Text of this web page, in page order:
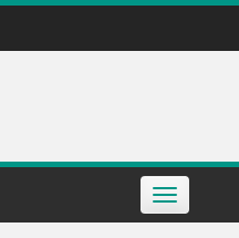
Toggle
navigation